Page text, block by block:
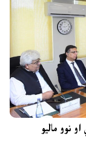
سلنې زیاتوالي او نوو مالیو